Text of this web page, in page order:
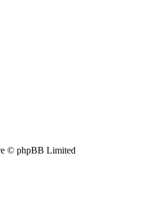
© phpBB Limited